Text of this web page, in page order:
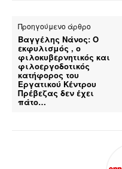
Προηγούμενο άρθρο
Βαγγέλης Νάνος: Ο
εκφυλισμός , ο
φιλοκυβερνητικός και
φιλοεργοδοτικός
κατήφορος του
Εργατικού Κέντρου
Πρέβεζας δεν έχει
πάτο…